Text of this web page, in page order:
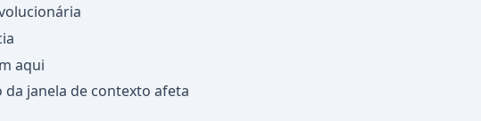
aqui
janela de contexto afeta